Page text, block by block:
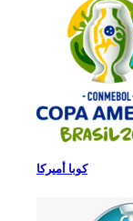
كوبا أميركا